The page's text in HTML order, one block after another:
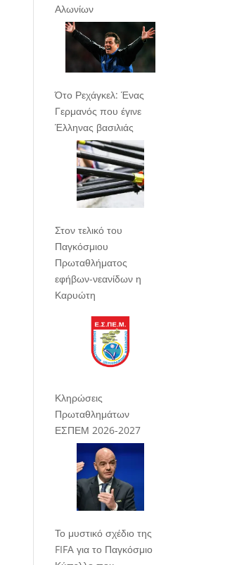
Αλωνίων
Ότο Ρεχάγκελ: Ένας
Γερμανός που έγινε
Έλληνας βασιλιάς
Στον τελικό του
Παγκόσμιου
Πρωταθλήματος
εφήβων-νεανίδων η
Καρυώτη
Κληρώσεις
Πρωταθλημάτων
ΕΣΠΕΜ 2026-2027
Το μυστικό σχέδιο της
FIFA για το Παγκόσμιο